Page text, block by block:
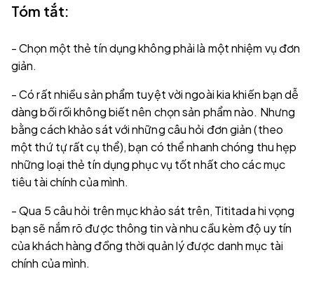
Tóm tắt:
- Chọn một thẻ tín dụng không phải là một nhiệm vụ đơn
giản.
- Có rất nhiều sản phẩm tuyệt vời ngoài kia khiến bạn dễ
dàng bối rối không biết nên chọn sản phẩm nào. Nhưng
bằng cách khảo sát với những câu hỏi đơn giản (theo
một thứ tự rất cụ thể), bạn có thể nhanh chóng thu hẹp
những loại thẻ tín dụng phục vụ tốt nhất cho các mục
tiêu tài chính của mình.
- Qua 5 câu hỏi trên mục khảo sát trên, Tititada hi vọng
bạn sẽ nắm rõ được thông tin và nhu cầu kèm độ uy tín
của khách hàng đồng thời quản lý được danh mục tài
chính của mình.